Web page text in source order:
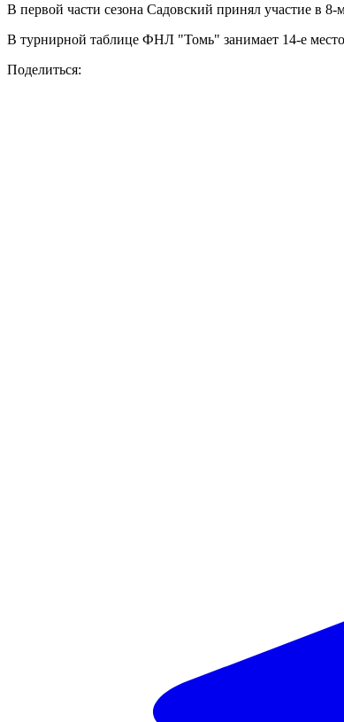
В первой части сезона Садовский принял участие в
В турнирной таблице ФНЛ "Томь" занимает 14-е
Поделиться: